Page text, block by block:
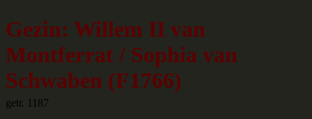
Gezin: Willem II van
Montferrat / Sophia van
Schwaben (F1766)
getr. 1187